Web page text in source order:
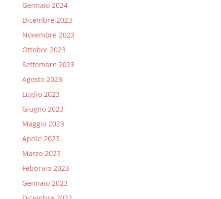
Gennaio 2024
Dicembre 2023
Novembre 2023
Ottobre 2023
Settembre 2023
Agosto 2023
Luglio 2023
Giugno 2023
Maggio 2023
Aprile 2023
Marzo 2023
Febbraio 2023
Gennaio 2023